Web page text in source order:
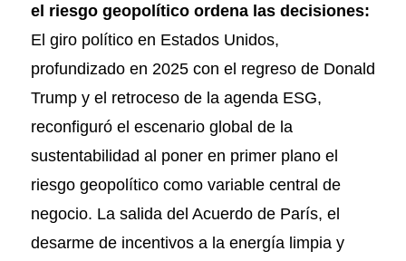
el riesgo geopolítico ordena las decisiones:
El giro político en Estados Unidos,
profundizado en 2025 con el regreso de Donald
Trump y el retroceso de la agenda ESG,
reconfiguró el escenario global de la
sustentabilidad al poner en primer plano el
riesgo geopolítico como variable central de
negocio. La salida del Acuerdo de París, el
desarme de incentivos a la energía limpia y